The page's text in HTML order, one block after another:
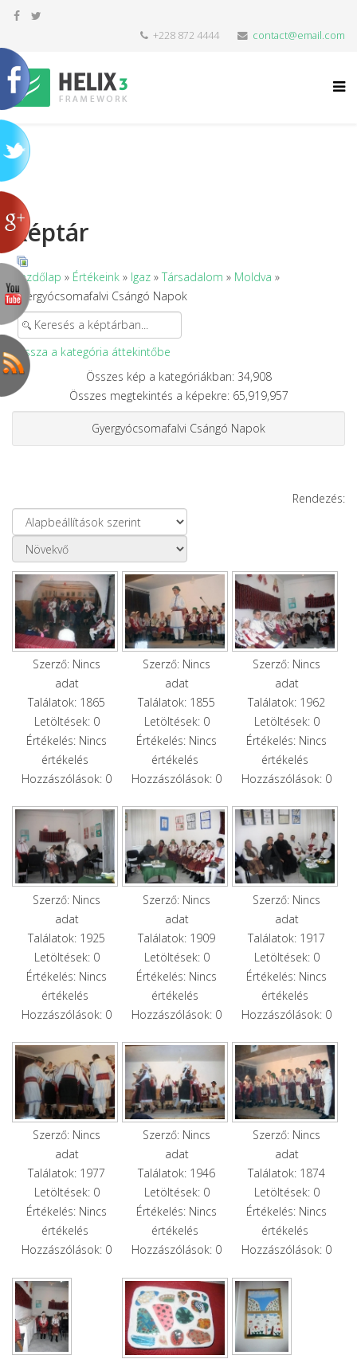
+228 872 4444 contact@email.com
Képtár
Kezdőlap » Értékeink » Igaz » Társadalom » Moldva »
Gyergyócsomafalvi Csángó Napok
Vissza a kategória áttekintőbe
Összes kép a kategóriákban: 34,908
Összes megtekintés a képekre: 65,919,957
Gyergyócsomafalvi Csángó Napok
Rendezés:
Szerző: Nincs
adat
Találatok: 1865
Letöltések: 0
Értékelés: Nincs
értékelés
Hozzászólások: 0
Szerző: Nincs
adat
Találatok: 1855
Letöltések: 0
Értékelés: Nincs
értékelés
Hozzászólások: 0
Szerző: Nincs
adat
Találatok: 1962
Letöltések: 0
Értékelés: Nincs
értékelés
Hozzászólások: 0
Szerző: Nincs
adat
Találatok: 1925
Letöltések: 0
Értékelés: Nincs
értékelés
Hozzászólások: 0
Szerző: Nincs
adat
Találatok: 1909
Letöltések: 0
Értékelés: Nincs
értékelés
Hozzászólások: 0
Szerző: Nincs
adat
Találatok: 1917
Letöltések: 0
Értékelés: Nincs
értékelés
Hozzászólások: 0
Szerző: Nincs
adat
Találatok: 1977
Letöltések: 0
Értékelés: Nincs
értékelés
Hozzászólások: 0
Szerző: Nincs
adat
Találatok: 1946
Letöltések: 0
Értékelés: Nincs
értékelés
Hozzászólások: 0
Szerző: Nincs
adat
Találatok: 1874
Letöltések: 0
Értékelés: Nincs
értékelés
Hozzászólások: 0